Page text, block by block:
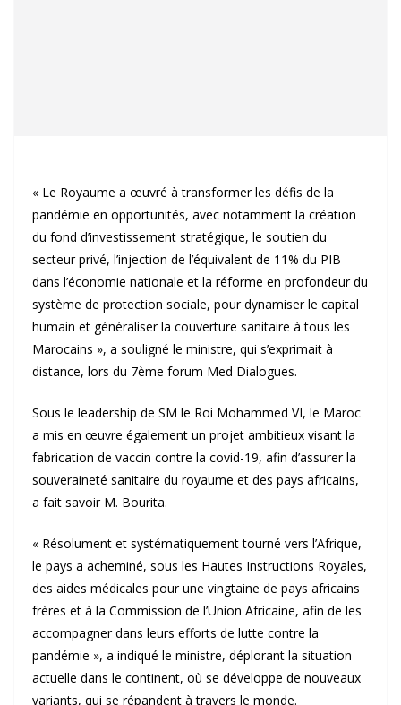
« Le Royaume a œuvré à transformer les défis de la
pandémie en opportunités, avec notamment la création
du fond d’investissement stratégique, le soutien du
secteur privé, l’injection de l’équivalent de 11% du PIB
dans l’économie nationale et la réforme en profondeur du
système de protection sociale, pour dynamiser le capital
humain et généraliser la couverture sanitaire à tous les
Marocains », a souligné le ministre, qui s’exprimait à
distance, lors du 7ème forum Med Dialogues.
Sous le leadership de SM le Roi Mohammed VI, le Maroc
a mis en œuvre également un projet ambitieux visant la
fabrication de vaccin contre la covid-19, afin d’assurer la
souveraineté sanitaire du royaume et des pays africains,
a fait savoir M. Bourita.
« Résolument et systématiquement tourné vers l’Afrique,
le pays a acheminé, sous les Hautes Instructions Royales,
des aides médicales pour une vingtaine de pays africains
frères et à la Commission de l’Union Africaine, afin de les
accompagner dans leurs efforts de lutte contre la
pandémie », a indiqué le ministre, déplorant la situation
actuelle dans le continent, où se développe de nouveaux
variants, qui se répandent à travers le monde.